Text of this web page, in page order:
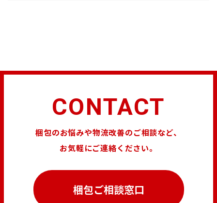
CONTACT
梱包のお悩みや物流改善のご相談など、
お気軽にご連絡ください。
梱包ご相談窓口